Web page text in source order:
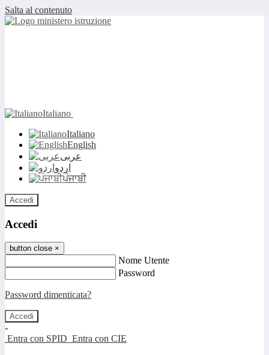
Salta al contenuto
Italiano
Italiano
English
عربى
اردو
ਪੰਜਾਬੀ
Accedi
Accedi
button close ×
Nome Utente
Password
Password dimenticata?
-
Entra con SPID Entra con CIE